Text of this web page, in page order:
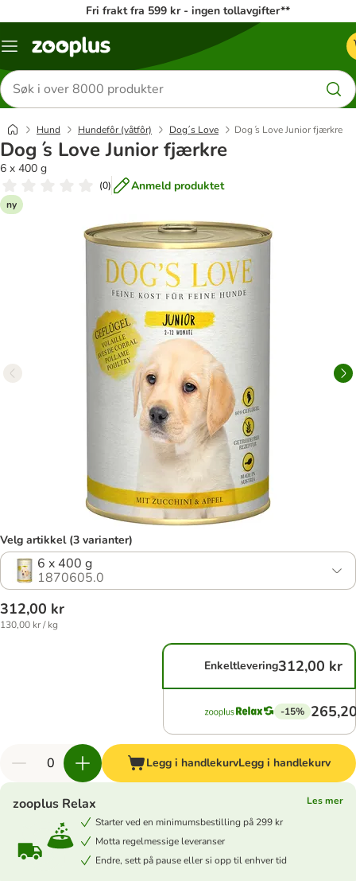
Fri frakt fra 599 kr - ingen tollavgifter**
Katalogmeny
Søk
etter
produkter
Hund Hundefôr (våtfôr) Dog´s Love Dog ́s Love Junior fjærkre
Dog ́s Love Junior fjærkre
6 x 400 g
(0) Anmeld produktet
ny
Velg artikkel (3 varianter)
6 x 400 g
1870605.0
312,00 kr
130,00 kr / kg
Enkeltlevering312,00 kr
-15%
Legg i handlekurvLegg i handlekurv
zooplus Relax
Les mer
Starter ved en minimumsbestilling på 299 kr
Motta regelmessige leveranser
Endre, sett på pause eller si opp til enhver tid